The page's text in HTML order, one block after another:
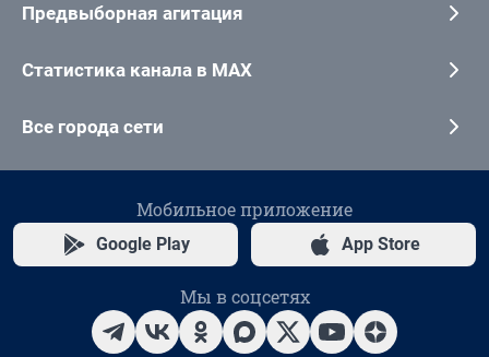
Предвыборная агитация
Статистика канала в MAX
Все города сети
Мобильное приложение
Google Play App Store
Мы в соцсетях